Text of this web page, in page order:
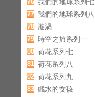
我們的地球系列七
77 我們的地球系列八
78 漩渦
79 時空之旅系列一
80 荷花系列七
81 荷花系列八
82 荷花系列九
83 戲水的女孩